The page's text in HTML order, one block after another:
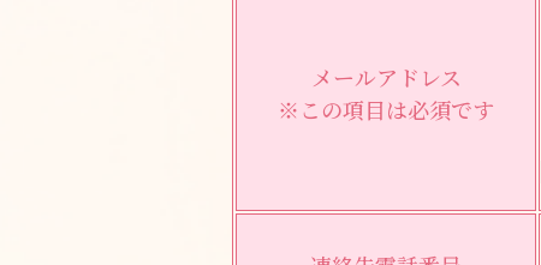
メールアドレス
※この項目は必須です